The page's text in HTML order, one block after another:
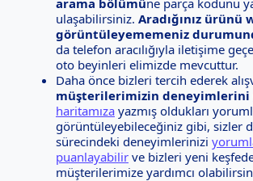
ulaşabilirsiniz. Aradığınız ürünü
görüntüleyememeniz
da telefon aracılığıyla iletişime
oto beyinleri elimizde mevcuttur.
Daha önce bizleri tercih ederek
müşterilerimizin deneyimlerini
haritamıza yazmış oldukları
görüntüleyebileceğiniz gibi, sizler
sürecindeki deneyimlerinizi
puanlayabilir ve bizleri yeni
müşterilerimize yardımcı